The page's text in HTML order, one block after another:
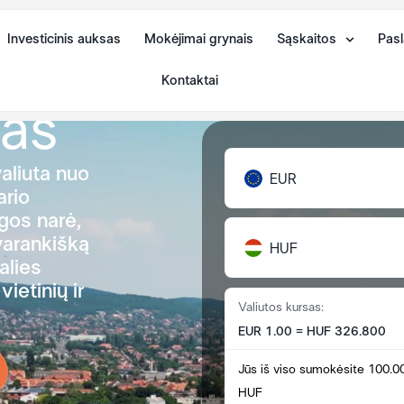
Investicinis auksas Mokėjimai grynais Sąskaitos
Kontaktai
nuo
narė,
ir
EUR
HUF
Valiutos kursas:
EUR 1.00 = HUF 326.800
Jūs iš viso sumokėsite
HUF